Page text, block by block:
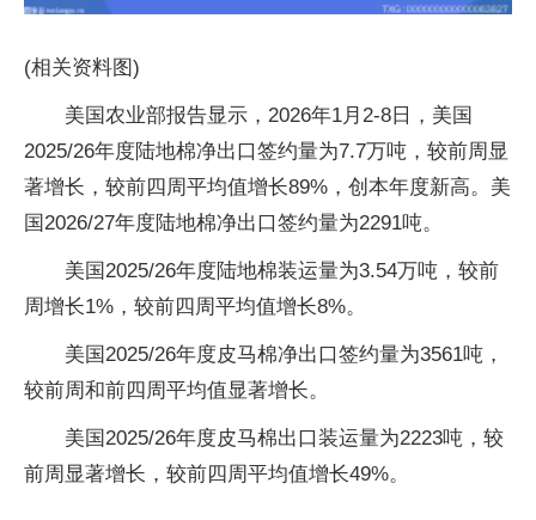
(相关资料图)
美国农业部报告显示，2026年1月2-8日，美国
2025/26年度陆地棉净出口签约量为7.7万吨，较前周显
著增长，较前四周平均值增长89%，创本年度新高。美
国2026/27年度陆地棉净出口签约量为2291吨。
美国2025/26年度陆地棉装运量为3.54万吨，较前
周增长1%，较前四周平均值增长8%。
美国2025/26年度皮马棉净出口签约量为3561吨，
较前周和前四周平均值显著增长。
美国2025/26年度皮马棉出口装运量为2223吨，较
前周显著增长，较前四周平均值增长49%。